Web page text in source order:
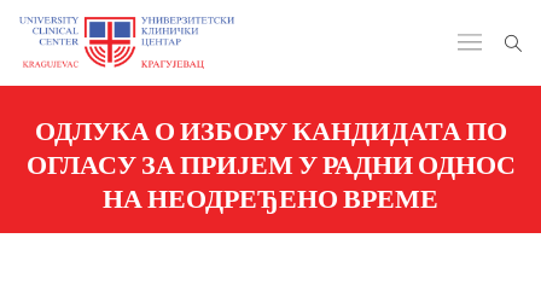
ОДЛУКА О ИЗБОРУ КАНДИДАТА ПО
ОГЛАСУ ЗА ПРИЈЕМ У РАДНИ ОДНОС
НА НЕОДРЕЂЕНО ВРЕМЕ